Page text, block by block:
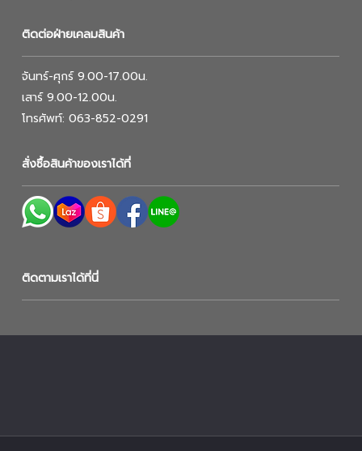
ติดต่อฝ่ายเคลมสินค้า
จันทร์-ศุกร์ 9.00-17.00น.
เสาร์ 9.00-12.00น.
โทรศัพท์: 063-852-0291
สั่งซื้อสินค้าของเราได้ที่
ติดตามเราได้ที่นี่